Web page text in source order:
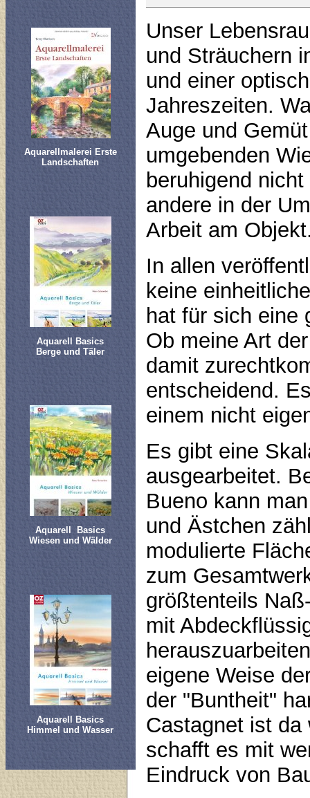
Aquarellmalerei Erste
Landschaften
Aquarell Basics
Berge und Täler
Aquarell Basics
Wiesen und Wälder
Aquarell Basics
Himmel und Wasser
Unser
und Sträuchern
und einer
Jahreszeiten.
Auge und
umgebenden
beruhigend
andere in der
Arbeit am
In allen
keine
hat für sich eine
Ob meine Art
damit
entscheidend.
einem nicht
Es gibt eine
ausgearbeitet.
Bueno kann
und Ästchen
modulierte
zum
größtenteils
mit
eigene Weise
der "Buntheit"
Castagnet ist da
schafft es mit
Eindruck von